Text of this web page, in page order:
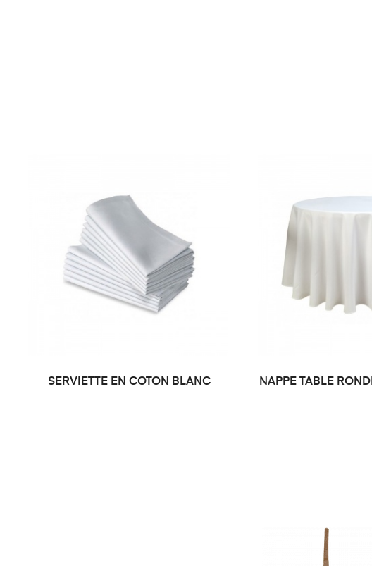
SERVIETTE EN COTON BLANC NAPPE TABLE